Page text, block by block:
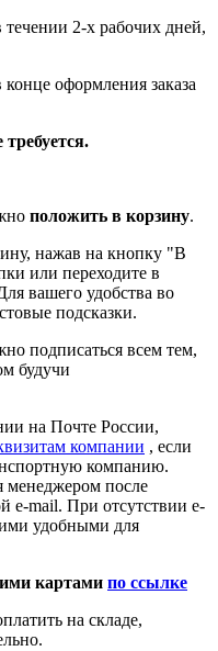
течении 2-х рабочих дней,
оформления заказа
положить в корзину.
нажав на кнопку "В
или переходите в
вашего удобства во
подсказки.
подписаться всем тем,
будучи
на Почте России,
компании , если
компанию.
менеджером после
e-mail. При отсутствии e-
удобными для
картами по ссылке
на складе,